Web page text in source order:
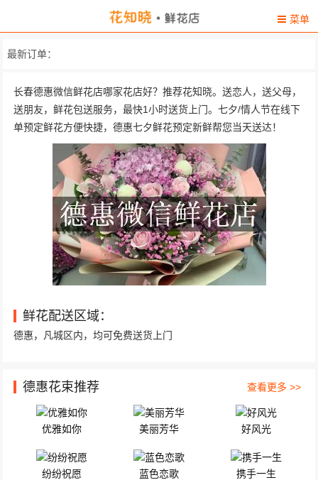
菜单
最新订单：
长春德惠微信鲜花店哪家花店好？推荐花知晓。送恋人，送父母，
送朋友，鲜花包送服务，最快1小时送货上门。七夕/情人节在线下
单预定鲜花方便快捷，德惠七夕鲜花预定新鲜帮您当天送达！
鲜花配送区域：
德惠，凡城区内，均可免费送货上门
德惠花束推荐 查看更多 >>
优雅如你 美丽芳华 好风光
纷纷祝愿 蓝色恋歌 携手一生